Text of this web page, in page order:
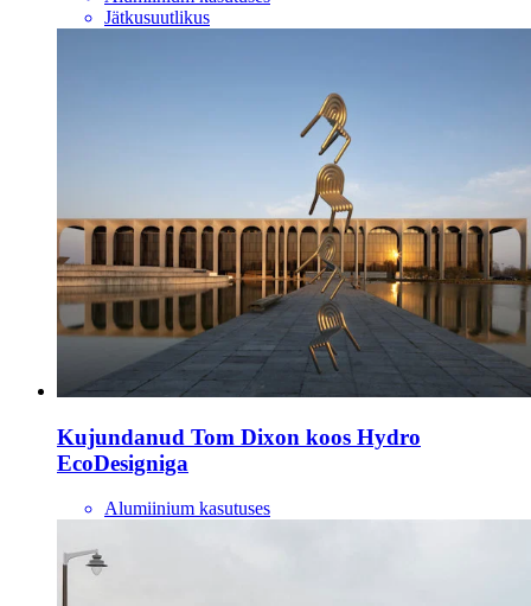
Jätkusuutlikus
Kujundanud Tom Dixon koos Hydro
EcoDesigniga
Alumiinium kasutuses